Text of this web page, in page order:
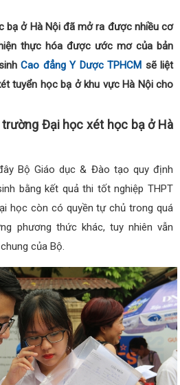
bạ ở Hà Nội đã mở ra được nhiều cơ
thực hóa được ước mơ của bản
Cao đẳng Y Dược TPHCM sẽ liệt
tuyển học bạ ở khu vực Hà Nội cho
Đại học xét học bạ ở Hà
Bộ Giáo dục & Đào tạo quy định
bằng kết quả thi tốt nghiệp THPT
học còn có quyền tự chủ trong quá
phương thức khác, tuy nhiên vẫn
của Bộ.